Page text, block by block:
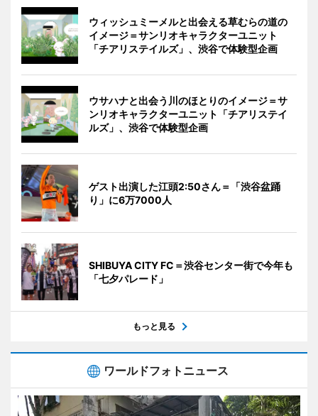
ウィッシュミーメルと出会える草むらの道の
イメージ＝サンリオキャラクターユニット
「チアリステイルズ」、渋谷で体験型企画
ウサハナと出会う川のほとりのイメージ＝サ
ンリオキャラクターユニット「チアリステイ
ルズ」、渋谷で体験型企画
ゲスト出演した江頭2:50さん＝「渋谷盆踊
り」に6万7000人
SHIBUYA CITY FC＝渋谷センター街で今年も
「七夕パレード」
もっと見る
ワールドフォトニュース